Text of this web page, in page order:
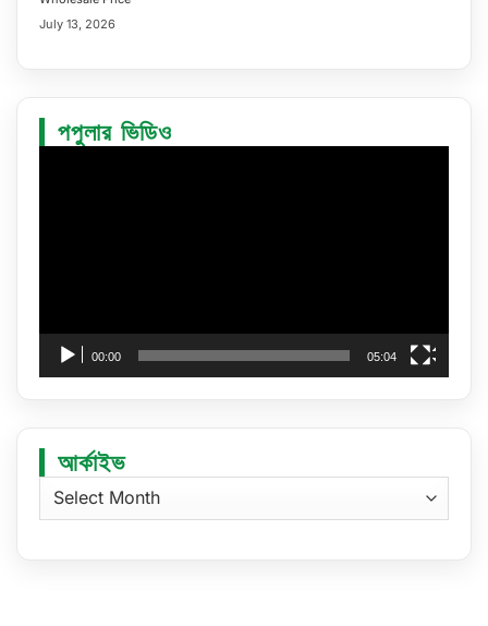
July 13, 2026
পপুলার ভিডিও
00:00 05:04
আর্কাইভ